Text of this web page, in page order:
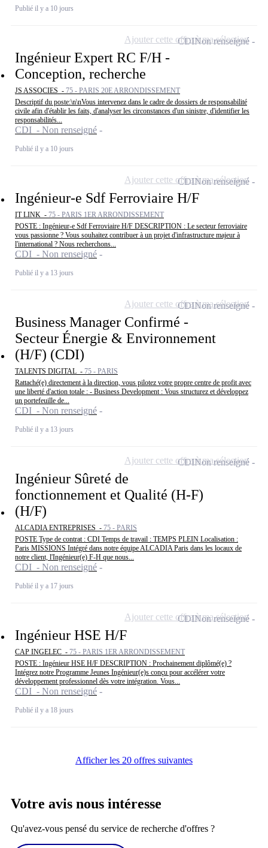
Publié il y a 10 jours
Ingénieur Expert RC F/H -
Conception, recherche
JS ASSOCIES - 75 - PARIS 20E ARRONDISSEMENT
Descriptif du poste:\n\nVous intervenez dans le cadre de dossiers de responsabilité
civile afin d'établir les faits, d'analyser les circonstances d'un sinistre, d'identifier les
responsabilités...
CDI - Non renseigné
Publié il y a 10 jours
CDINon renseigné
Ajouter cette offre à ma sélection
Ingénieur-e Sdf Ferroviaire H/F
IT LINK - 75 - PARIS 1ER ARRONDISSEMENT
POSTE : Ingénieur-e Sdf Ferroviaire H/F DESCRIPTION : Le secteur ferroviaire
vous passionne ? Vous souhaitez contribuer à un projet d'infrastructure majeur à
l'international ? Nous recherchons...
CDI - Non renseigné
Publié il y a 13 jours
CDINon renseigné
Ajouter cette offre à ma sélection
Business Manager Confirmé -
Secteur Énergie & Environnement
(H/F) (CDI)
TALENTS DIGITAL - 75 - PARIS
Rattaché(e) directement à la direction, vous pilotez votre propre centre de profit avec
une liberté d'action totale : - Business Development : Vous structurez et développez
un portefeuille de...
CDI - Non renseigné
Publié il y a 13 jours
CDINon renseigné
Ajouter cette offre à ma sélection
Ingénieur Sûreté de
fonctionnement et Qualité (H-F)
(H/F)
ALCADIA ENTREPRISES - 75 - PARIS
POSTE Type de contrat : CDI Temps de travail : TEMPS PLEIN Localisation :
Paris MISSIONS Intégré dans notre équipe ALCADIA Paris dans les locaux de
notre client, l'Ingénieur(e) F-H que nous...
CDI - Non renseigné
Publié il y a 17 jours
CDINon renseigné
Ajouter cette offre à ma sélection
Ingénieur HSE H/F
CAP INGELEC - 75 - PARIS 1ER ARRONDISSEMENT
POSTE : Ingénieur HSE H/F DESCRIPTION : Prochainement diplômé(e) ?
Intégrez notre Programme Jeunes Ingénieur(e)s conçu pour accélérer votre
développement professionnel dès votre intégration. Vous...
CDI - Non renseigné
Publié il y a 18 jours
CDINon renseigné
Ajouter cette offre à ma sélection
Afficher les 20 offres suivantes
Votre avis nous intéresse
Qu'avez-vous pensé du service de recherche d'offres ?